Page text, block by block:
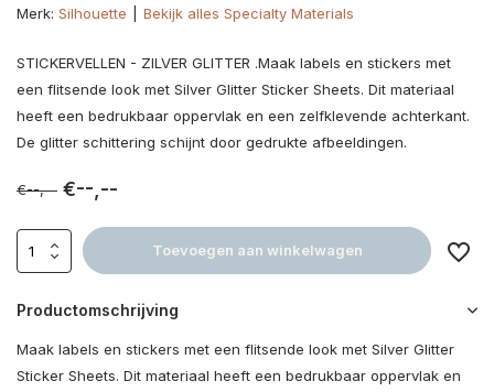
Merk: Silhouette Bekijk alles Specialty Materials
STICKERVELLEN - ZILVER GLITTER .Maak labels en stickers met
een flitsende look met Silver Glitter Sticker Sheets. Dit materiaal
heeft een bedrukbaar oppervlak en een zelfklevende achterkant.
De glitter schittering schijnt door gedrukte afbeeldingen.
€--,-- €--,--
Toevoegen aan winkelwagen
Productomschrijving
Maak labels en stickers met een flitsende look met Silver Glitter
Sticker Sheets. Dit materiaal heeft een bedrukbaar oppervlak en